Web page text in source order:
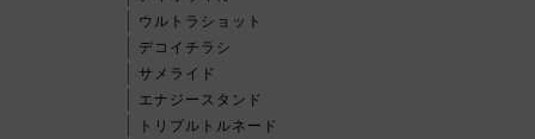
ウルトラショット
デコイチラシ
サメライド
エナジースタンド
トリプルトルネード